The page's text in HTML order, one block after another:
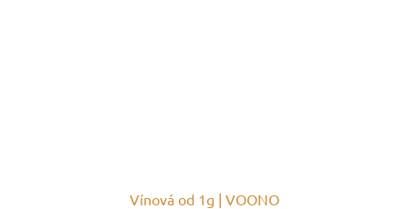
Vínová od 1g | VOONO